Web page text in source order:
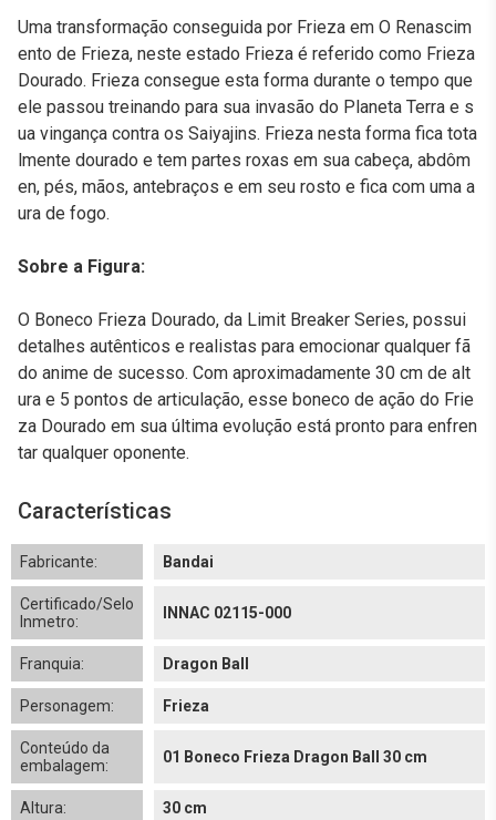
Uma transformação conseguida por Frieza em O Renascim
ento de Frieza, neste estado Frieza é referido como Frieza
Dourado. Frieza consegue esta forma durante o tempo que
ele passou treinando para sua invasão do Planeta Terra e s
ua vingança contra os Saiyajins. Frieza nesta forma fica tota
lmente dourado e tem partes roxas em sua cabeça, abdôm
en, pés, mãos, antebraços e em seu rosto e fica com uma a
ura de fogo.
Sobre a Figura:
O Boneco Frieza Dourado, da Limit Breaker Series, possui
detalhes autênticos e realistas para emocionar qualquer fã
do anime de sucesso. Com aproximadamente 30 cm de alt
ura e 5 pontos de articulação, esse boneco de ação do Frie
za Dourado em sua última evolução está pronto para enfren
tar qualquer oponente.
Características
Fabricante: Bandai
Certificado/Selo
Inmetro:
INNAC 02115-000
Franquia: Dragon Ball
Personagem: Frieza
Conteúdo da
embalagem:
01 Boneco Frieza Dragon Ball 30 cm
Altura: 30 cm